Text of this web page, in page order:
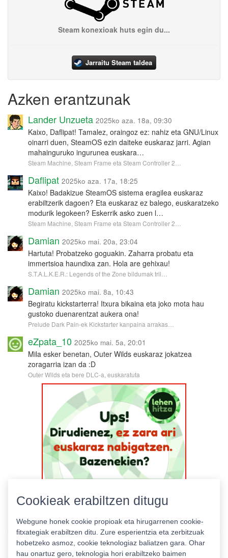
Steam konexioak huts egin du...
Jarraitu Steam taldea
Azken erantzunak
Lander Unzueta 2025ko aza. 18a, 09:30
Kaixo, Daflipat! Tamalez, oraingoz ez: nahiz eta GNU/Linux
oinarri duen, SteamOS ezin daiteke euskaraz jarri. Agian
mahainguruko ingurunea euskara…
Steam Machine, Steam Frame eta Steam Controller 2…
Daflipat 2025ko aza. 17a, 18:25
Kaixo! Badakizue SteamOS sistema eragilea euskaraz
erabiltzerik dagoen? Eta euskaraz ez balego, euskaratzeko
modurik legokeen? Eskerrik asko zuen l…
Steam Machine, Steam Frame eta Steam Controller 2…
Damian 2025ko mai. 20a, 23:04
Hartuta! Probatzeko goguakin. Zaharra probatu eta
immertsioa haundixa zan. Hola are gehixau!
S.T.A.L.K.E.R.: Legends of the Zone bildumak tril…
Damian 2025ko mai. 8a, 10:43
Begiratu kickstarterra! Itxura bikaina eta joko mota hau
gustoko duenarentzat aukera ona!
Prelude Dark Pain-ek Kickstarter kanpaina arrakas…
eZpata_10 2025ko mai. 5a, 20:01
Mila esker benetan, Outer Wilds euskaraz jokatzea
zoragarria izan da :D
Outer Wilds eta bere DLC-a, euskaratuta
Cookieak erabiltzen ditugu
Webgune honek cookie propioak eta hirugarrenen cookie-
fitxategiak erabiltzen ditu. Zure esperientzia eta zerbitzuak
hobetzeko asmoz, cookie teknologiaz baliatzen gara. Ohar
hau onartuz gero, teknologia hori erabiltzeko baimen